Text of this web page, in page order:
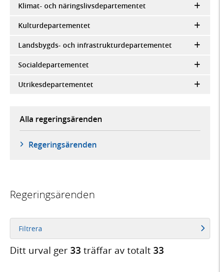
Klimat- och näringslivsdepartementet
Kulturdepartementet
Landsbygds- och infrastrukturdepartementet
Socialdepartementet
Utrikesdepartementet
Alla regeringsärenden
Regeringsärenden
Regeringsärenden
Filtrera
Ditt urval ger33 träffar av totalt33